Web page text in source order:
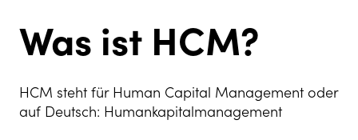
Was ist HCM?
HCM steht für Human Capital Management oder
auf Deutsch: Humankapitalmanagement